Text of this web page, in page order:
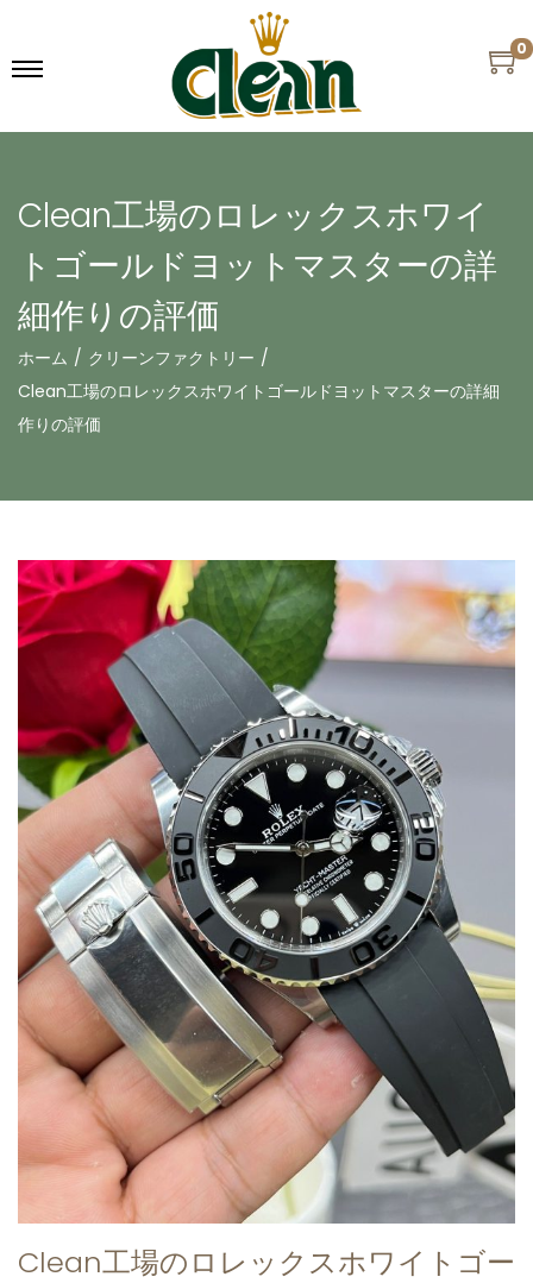
0
Clean工場のロレックスホワイ
トゴールドヨットマスターの詳
細作りの評価
ホーム / クリーンファクトリー /
Clean工場のロレックスホワイトゴールドヨットマスターの詳細
作りの評価
Clean工場のロレックスホワイトゴー